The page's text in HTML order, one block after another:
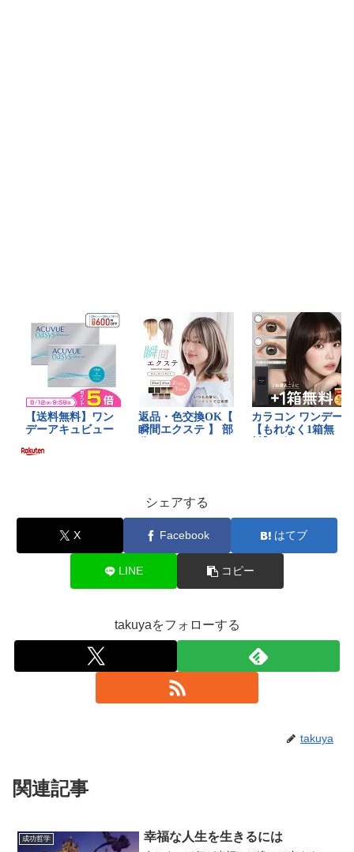
シェアする
X Facebook はてブ
LINE コピー
takuyaをフォローする
takuya
関連記事
成功哲学 幸福な人生を生きるには